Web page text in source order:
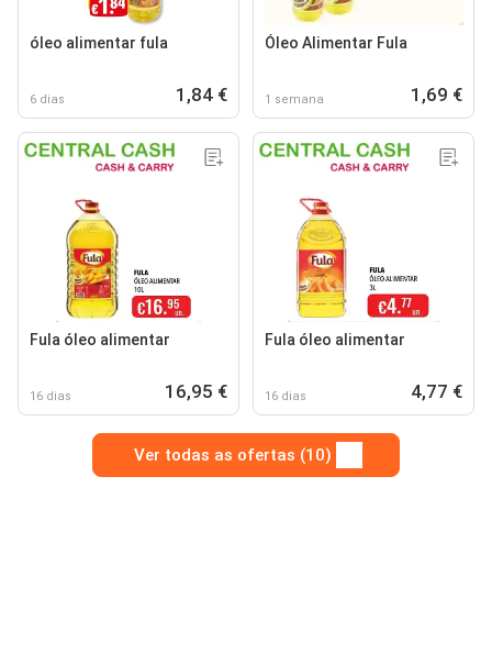
óleo alimentar fula
6 dias 1,84 €
Óleo Alimentar Fula
1 semana 1,69 €
Fula óleo alimentar
16 dias 16,95 €
Fula óleo alimentar
16 dias 4,77 €
Ver todas as ofertas (10)